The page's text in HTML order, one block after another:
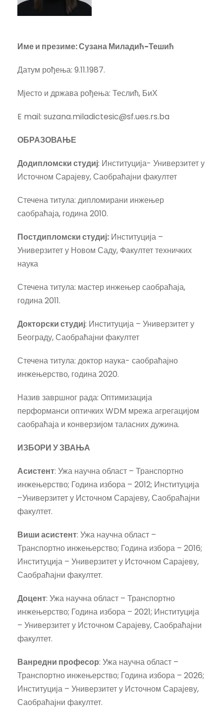
Име и презиме: Сузана Миладић-Тешић
Датум рођења: 9.11.1987.
Мјесто и држава рођења: Теслић, БиХ
E mail: suzana.miladictesic@sf.ues.rs.ba
ОБРАЗОВАЊЕ
Додипломски студиј: Институција- Универзитет у
Источном Сарајеву, Саобраћајни факултет
Стечена титула: дипломирани инжењер
саобраћаја, година 2010.
Постдипломски студиј: Институција –
Универзитет у Новом Саду, Факултет техничких
наука
Стечена титула: мастер инжењер саобраћаја,
година 2011.
Докторски студиј: Институција – Универзитет у
Београду, Саобраћајни факултет
Стечена титула: доктор наука- саобраћајно
инжењерство, година 2020.
Назив завршног рада: Оптимизација
перформанси оптичких WDM мрежа агрегацијом
саобраћаја и конверзијом таласних дужина.
ИЗБОРИ У ЗВАЊА
Асистент: Ужа научна област – Транспортно
инжењерство; Година избора – 2012; Институција
–Универзитет у Источном Сарајеву, Саобраћајни
факултет.
Виши асистент: Ужа научна област –
Транспортно инжењерство; Година избора – 2016;
Институција – Универзитет у Источном Сарајеву,
Саобраћајни факултет.
Доцент: Ужа научна област – Транспортно
инжењерство; Година избора – 2021; Институција
– Универзитет у Источном Сарајеву, Саобраћајни
факултет.
Ванредни професор: Ужа научна област –
Транспортно инжењерство; Година избора – 2026;
Институција – Универзитет у Источном Сарајеву,
Саобраћајни факултет.